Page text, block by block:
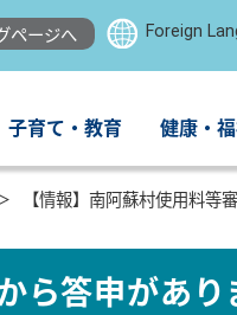
ページへ Foreign
子育て・教育 健康・
【情報】南阿蘇村使用料等
ら答申があ